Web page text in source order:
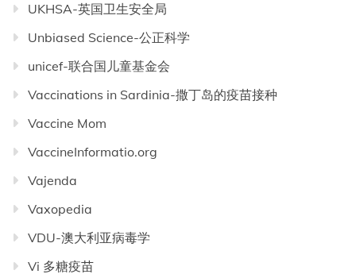
UKHSA-英国卫生安全局
Unbiased Science-公正科学
unicef-联合国儿童基金会
Vaccinations in Sardinia-撒丁岛的疫苗接种
Vaccine Mom
VaccineInformatio.org
Vajenda
Vaxopedia
VDU-澳大利亚病毒学
Vi 多糖疫苗